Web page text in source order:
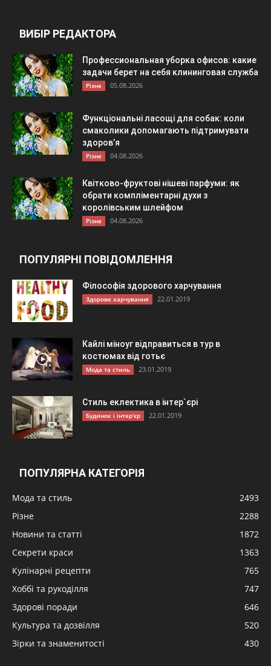
ВИБІР РЕДАКТОРА
Профессиональная уборка офисов: какие
задачи берет на себя клининговая служба
Різне 05.08.2026
Функціональні ласощі для собак: коли
смаколики допомагають підтримувати
здоров’я
Різне 04.08.2026
Квітково-фруктові нішеві парфуми: як
обрати компліментарні духи з
королівським шлейфом
Різне 04.08.2026
ПОПУЛЯРНІ ПОВІДОМЛЕННЯ
Філософія здорового харчування
Здорове харчування 22.01.2019
Кайлі міноуг відправиться в тур в
костюмах від готьє
Мода та стиль 23.01.2019
Стиль еклектика в інтер`єрі
Будинок і інтер'єр 22.01.2019
ПОПУЛЯРНА КАТЕГОРІЯ
Мода та стиль
2493
Різне
2288
Новини та статті
1872
Секрети краси
1363
Кулінарні рецепти
765
Хоббі та рукоділля
747
Здорові поради
646
Культура та дозвілля
520
Зірки та знаменитості
430